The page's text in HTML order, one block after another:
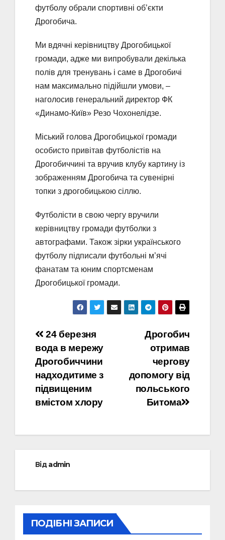
футболу обрали спортивні об’єкти
Дрогобича.
Ми вдячні керівництву Дрогобицької
громади, адже ми випробували декілька
полів для тренувань і саме в Дрогобичі
нам максимально підійшли умови, –
наголосив генеральний директор ФК
«Динамо-Київ» Резо Чохонелідзе.
Міський голова Дрогобицької громади
особисто привітав футболістів на
Дрогобиччині та вручив клубу картину із
зображенням Дрогобича та сувенірні
топки з дрогобицькою сіллю.
Футболісти в свою чергу вручили
керівництву громади футболки з
автографами. Також зірки українського
футболу підписали футбольні м’ячі
фанатам та юним спортсменам
Дрогобицької громади.
Навігація
записів
Дрогобич
отримав
чергову
допомогу від
польського
Битома
24 березня
вода в мережу
Дрогобиччини
надходитиме з
підвищеним
вмістом хлору
Відadmin
ПОДІБНІ ЗАПИСИ